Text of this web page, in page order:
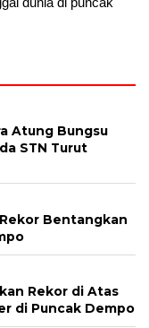
Atung Bungsu
STN Turut
Bentangkan
Rekor di Atas
di Puncak Dempo